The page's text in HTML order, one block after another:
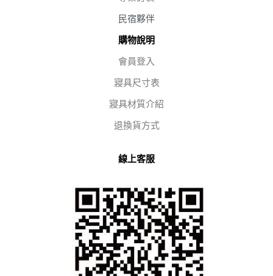
民宿夥伴
購物說明
會員登入
寢具尺寸表
寢具材質介紹
退換貨方式
線上客服